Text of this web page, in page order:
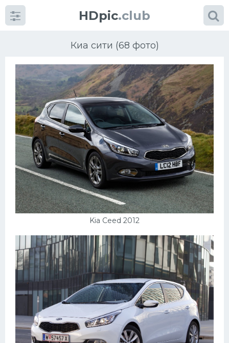
HDpic.club
Киа сити (68 фото)
Kia Ceed 2012
Категории
Разное
Автомобили
Красивые фото машин
УРАЛ
Пежо
Ауди
Гараж
Русские авто
Вольво
БМВ